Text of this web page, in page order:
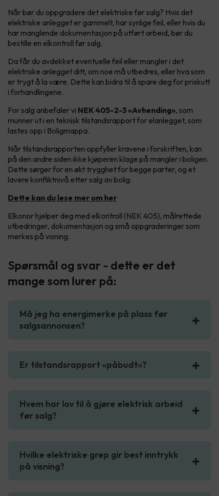
Når bør du oppgradere det elektriske før salg? Hvis det
elektriske anlegget er gammelt, har synlige feil, eller hvis du
har manglende dokumentasjon på utført arbeid, bør du
bestille en elkontroll før salg.
Da får du avdekket eventuelle feil eller mangler i det
elektriske anlegget ditt, om noe må utbedres, eller hva som
er trygt å la være. Dette kan bidra til å spare deg for priskutt
i forhandlingene.
For salg anbefaler vi NEK 405-2-3 «Avhending», som
munner ut i en teknisk tilstandsrapport for elanlegget, som
lastes opp i Boligmappa.
Når tilstandsrapporten oppfyller kravene i forskriften, kan
på den andre siden ikke kjøperen klage på mangler i boligen.
Dette sørger for en økt trygghet for begge parter, og et
lavere konfliktnivå etter salg av bolig.
Dette kan du lese mer om her
Elkonor hjelper deg med elkontroll (NEK 405), målrettede
utbedringer, dokumentasjon og små oppgraderinger som
merkes på visning.
Spørsmål og svar - dette er det
mange som lurer på:
Må jeg ha energimerke på plass før
salgsannonsen?
Er tilstandsrapport «påbudt»?
Hvem har lov til å gjøre elektrisk arbeid
før salg?
Hvilke elektriske grep gir best inntrykk
på visning?